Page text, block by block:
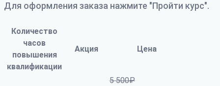
Для оформления заказа нажмите "Пройти курс".
Количество
часов
повышения
квалификации
Акция Цена
5 500₽